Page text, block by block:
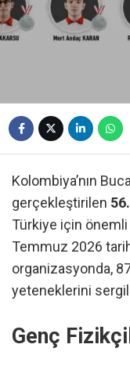
Kolombiya’nın
gerçekleştirilen
Türkiye için önemli
Temmuz 2026
organizasyonda,
yeteneklerini
Genç